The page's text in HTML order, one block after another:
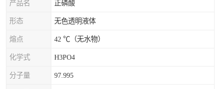
产品名 正磷酸
形态 无色透明液体
熔点 42 ℃（无水物）
化学式 H3PO4
分子量 97.995